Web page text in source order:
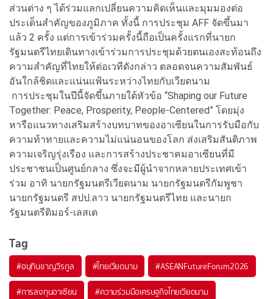
ส่วนต่าง ๆ ได้ร่วมแลกเปลี่ยนความคิดเห็นและมุมมองต่อ
ประเด็นสำคัญของภูมิภาค ทั้งนี้ การประชุม AFF จัดขึ้นมา
แล้ว 2 ครั้ง แต่การเข้าร่วมครั้งนี้ถือเป็นครั้งแรกที่นายก
รัฐมนตรีไทยเดินทางเข้าร่วมการประชุมด้วยตนเองสะท้อนถึง
ความสำคัญที่ไทยให้ต่อเวทีดังกล่าว ตลอดจนความสัมพันธ์
อันใกล้ชิดและแน่นแฟ้นระหว่างไทยกับเวียดนาม
การประชุมในปีนี้จัดขึ้นภายใต้หัวข้อ “Shaping our Future
Together: Peace, Prosperity, People-Centered” โดยมุ่ง
หารือแนวทางเสริมสร้างบทบาทของอาเซียนในการรับมือกับ
ความท้าทายและความไม่แน่นอนของโลก ส่งเสริมสันติภาพ
ความเจริญรุ่งเรือง และการสร้างประชาคมอาเซียนที่มี
ประชาชนเป็นศูนย์กลาง ซึ่งจะมีผู้นำจากหลายประเทศเข้า
ร่วม อาทิ นายกรัฐมนตรีเวียดนาม นายกรัฐมนตรีกัมพูชา
นายกรัฐมนตรี สปป.ลาว นายกรัฐมนตรีไทย และนายก
รัฐมนตรีติมอร์-เลสเต
Tag
#อนุทินชาญวีรกูล #ไทยเวียดนาม #ASEANFutureForum2026
#การลงทุนอาเซียน #ความร่วมมือเศรษฐกิจไทยเวียดนาม